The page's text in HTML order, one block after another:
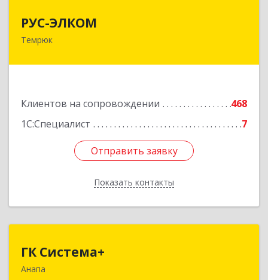
РУС-ЭЛКОМ
Темрюк
Клиентов на сопровождении
468
1С:Специалист
7
Отправить заявку
Показать контакты
353500, Краснодарский край, Темрюкский р-н,
Отправить заявку
Назад
ГК Система+
Анапа353450, Краснодарский край, Анапский р-н,